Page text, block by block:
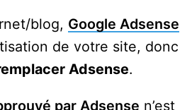
blog, Google Adsense
de votre site, donc
Adsense.
par Adsense n’est